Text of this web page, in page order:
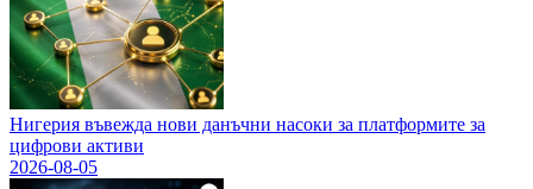
Нигерия въвежда нови данъчни насоки за платформите за
цифрови активи
2026-08-05